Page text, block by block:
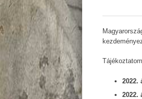
2022.
2022.